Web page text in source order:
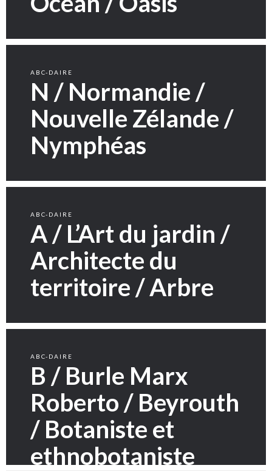
ABC-DAIRE
N / Normandie /
Nouvelle Zélande /
Nymphéas
ABC-DAIRE
A / L’Art du jardin /
Architecte du
territoire / Arbre
ABC-DAIRE
B / Burle Marx
Roberto / Beyrouth
/ Botaniste et
ethnobotaniste